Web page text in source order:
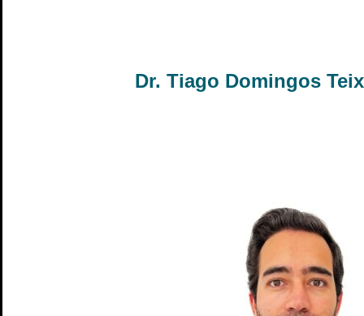
Dr. Tiago Domingos